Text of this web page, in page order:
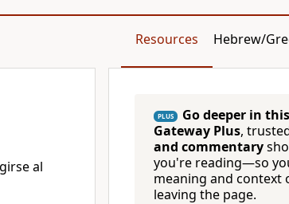
Resources Hebrew/
al
PLUS Go deeper in
Gateway Plus,
and commentary
you're reading—so
meaning and
leaving the page.